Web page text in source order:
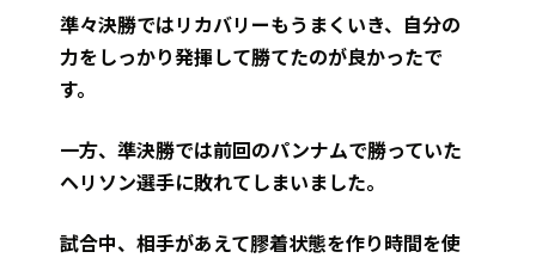
準々決勝ではリカバリーもうまくいき、自分の
力をしっかり発揮して勝てたのが良かったで
す。
一方、準決勝では前回のパンナムで勝っていた
ヘリソン選手に敗れてしまいました。
試合中、相手があえて膠着状態を作り時間を使